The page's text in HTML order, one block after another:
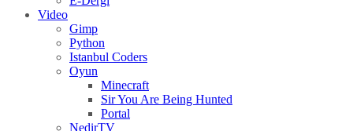
Video
Gimp
Python
Istanbul Coders
Oyun
Minecraft
Sir You Are Being Hunted
Portal
NedirTV